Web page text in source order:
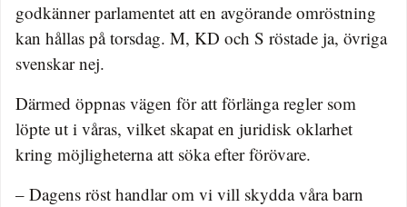
godkänner parlamentet att en avgörande omröstning
kan hållas på torsdag. M, KD och S röstade ja, övriga
svenskar nej.
Därmed öppnas vägen för att förlänga regler som
löpte ut i våras, vilket skapat en juridisk oklarhet
kring möjligheterna att söka efter förövare.
– Dagens röst handlar om vi vill skydda våra barn